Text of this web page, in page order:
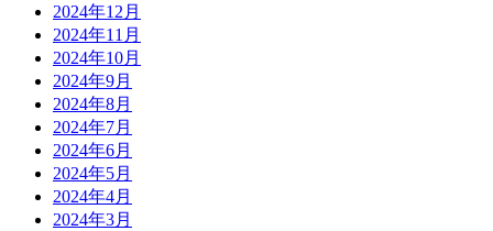
2024年12月
2024年11月
2024年10月
2024年9月
2024年8月
2024年7月
2024年6月
2024年5月
2024年4月
2024年3月